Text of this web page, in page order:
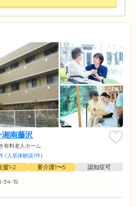
南藤沢
有料老人ホーム
/入居体験談1件)
援1•2 要介護1〜5
認知症可
34-15